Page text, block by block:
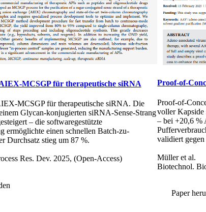
MCSGP für therapeutische siRNA
MCSGP für therapeutische siRNA. Die
Glycan-konjugierten siRNA-Sense-Strang
– die softwaregestützte
ermöglichte einen schnellen Batch-zu-
Durchsatz stieg um 87 %.
Res. Dev. 2025, (Open-Access)
Proof-of-
Proof-of-
voller Kapside
– bei +20,6 %
validiert
Müller et al.
Biotechnol.
Paper